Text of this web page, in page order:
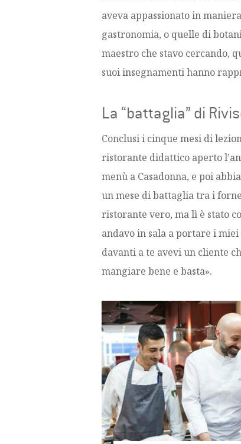
aveva appassionato in
gastronomia, o quelle di
maestro che stavo cercando,
suoi insegnamenti hanno
La “battaglia” di
Conclusi i cinque mesi di
ristorante didattico aperto
menù a Casadonna, e poi
un mese di battaglia tra i
ristorante vero, ma lì è stato
andavo in sala a portare i
davanti a te avevi un cliente
mangiare bene e basta».